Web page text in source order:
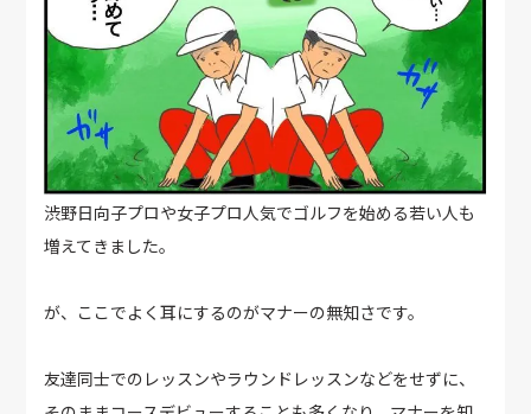
渋野日向子プロや女子プロ人気でゴルフを始める若い人も
増えてきました。
が、ここでよく耳にするのがマナーの無知さです。
友達同士でのレッスンやラウンドレッスンなどをせずに、